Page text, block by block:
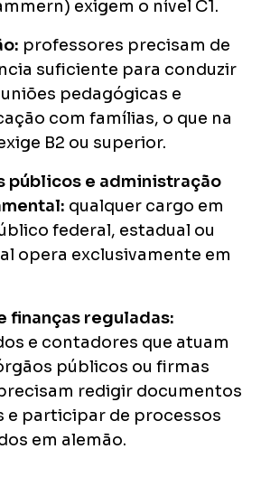
exigem o nível C1.
professores precisam de
suficiente para conduzir
pedagógicas e
com famílias, o que na
B2 ou superior.
públicos e administração
qualquer cargo em
federal, estadual ou
opera exclusivamente em
finanças reguladas:
e contadores que atuam
públicos ou firmas
redigir documentos
e participar de processos
em alemão.